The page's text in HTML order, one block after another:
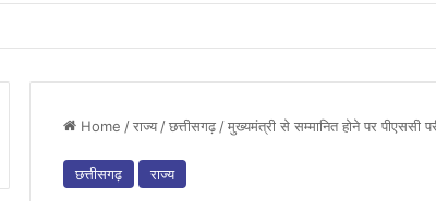
में उत्साह, नैनो डीएपी और नैनो यूरिया बने किसानों के भरोसेमंद कृषि साथी…..
Home /राज्य /छत्तीसगढ़ /मुख्यमंत्री से सम्मानित होने पर पीएससी
छत्तीसगढ़ राज्य